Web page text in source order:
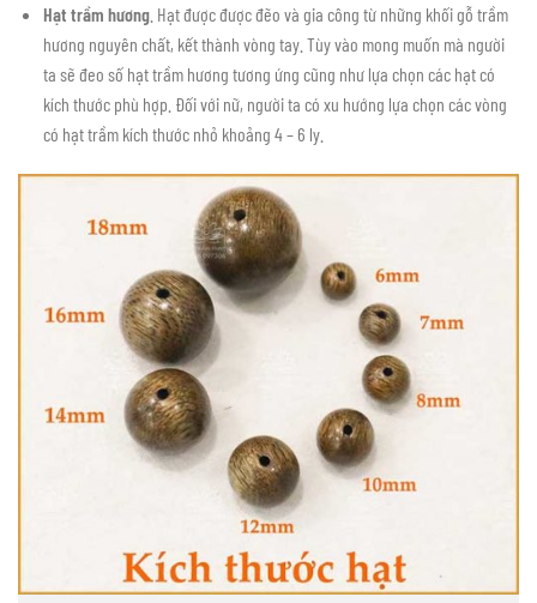
Hạt trầm hương. Hạt được được đẽo và gia công từ những khối gỗ trầm
hương nguyên chất, kết thành vòng tay. Tùy vào mong muốn mà người
ta sẽ đeo số hạt trầm hương tương ứng cũng như lựa chọn các hạt có
kích thước phù hợp. Đối với nữ, người ta có xu hướng lựa chọn các vòng
có hạt trầm kích thước nhỏ khoảng 4 – 6 ly.